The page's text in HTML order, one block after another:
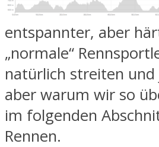
entspannter, aber
„normale“
natürlich streiten
aber warum wir so
im folgenden
Rennen.